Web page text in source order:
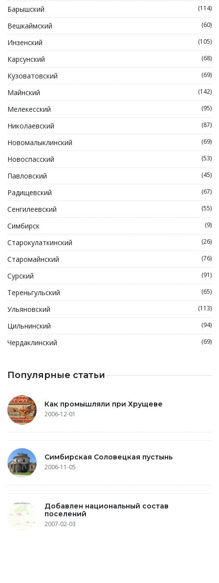
Барышский (114)
Вешкаймский (60)
Инзенский (105)
Карсунский (68)
Кузоватовский (69)
Майнский (142)
Мелекесский (95)
Николаевский (87)
Новомалыклинский (69)
Новоспасский (53)
Павловский (45)
Радищевский (67)
Сенгилеевский (55)
Симбирск (9)
Старокулаткинский (26)
Старомайнский (76)
Сурский (91)
Тереньгульский (65)
Ульяновский (113)
Цильнинский (94)
Чердаклинский (69)
Популярные статьи
Как промышляли при Хрущеве
2006-12-01
Симбирская Соловецкая пустынь
2006-11-05
Добавлен национальный состав
поселений
2007-02-03